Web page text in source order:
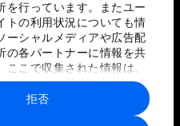
を行っています。またユー
トの利用状況についても情
ーシャルメディアや広告配
の各パートナーに情報を共
ここで収集された情報は、
ートナーに提供した他の情
ーのサービスを使用した際
報と組み合わされ、各パー
拒否